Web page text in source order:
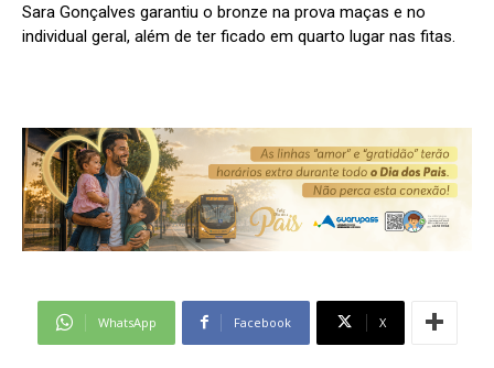
Sara Gonçalves garantiu o bronze na prova maças e no
individual geral, além de ter ficado em quarto lugar nas fitas.
WhatsApp Facebook X